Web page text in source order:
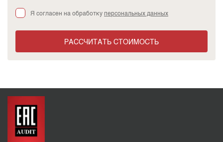
Я согласен на обработкуперсональных данных
РАССЧИТАТЬ СТОИМОСТЬ